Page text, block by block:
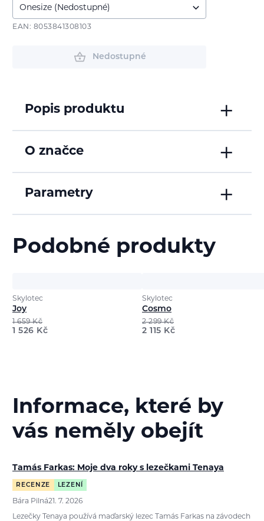
EAN: 8053841308103
Nedostupné
Popis produktu
O značce
Parametry
Podobné produkty
Skylotec
Joy
1 659Kč
1 526 Kč
Skylotec
Cosmo
2 299Kč
2 115 Kč
Informace, které by
vás neměly obejít
Tamás Farkas: Moje dva roky s lezečkami Tenaya
RECENZE LEZENÍ
Bára Pilná21. 7. 2026
Lezečky Tenaya používá maďarský lezec Tamás Farkas na závodech